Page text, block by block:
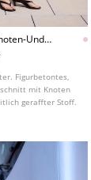
Und-
Figurbetontes,
mit Knoten
geraffter Stoff.